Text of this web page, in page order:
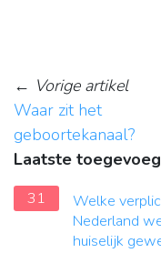
← Vorige artikel
Waar zit het
geboortekanaal?
Laatste
31
Welke
Nederland
huiselijk